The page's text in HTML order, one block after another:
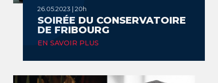
26.05.2023 | 20h
SOIRÉE DU CONSERVATOIRE
DE FRIBOURG
EN SAVOIR PLUS